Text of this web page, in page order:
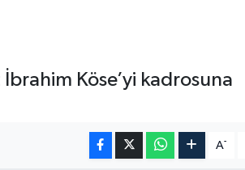
Köse’yi kadrosuna
A-